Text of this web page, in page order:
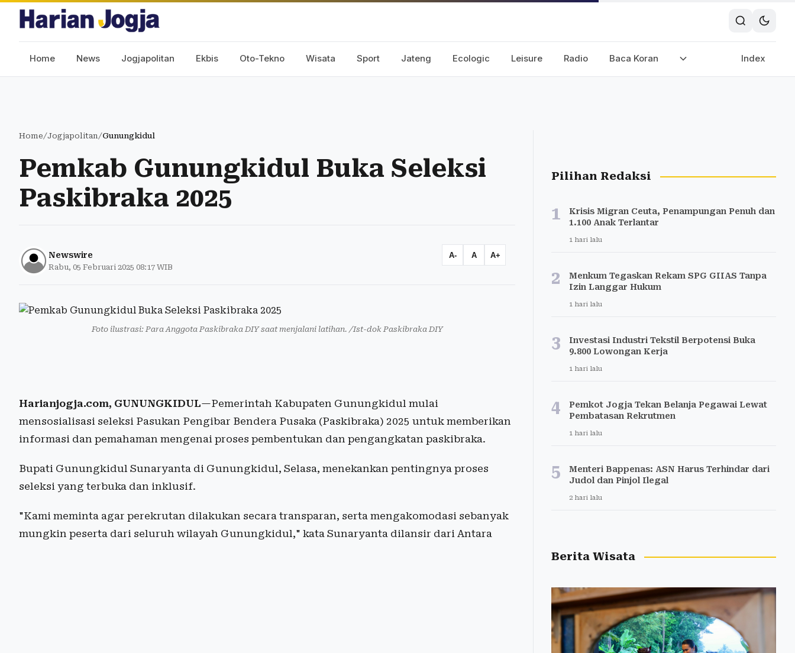
Home News Jogjapolitan Ekbis Oto-Tekno Wisata Sport Jateng Ecologic Leisure Radio Baca Koran Index
Home/Jogjapolitan/Gunungkidul
Pemkab Gunungkidul Buka Seleksi
Paskibraka 2025
Newswire
Rabu, 05 Februari 2025 08:17 WIB
A- A A+
Foto ilustrasi: Para Anggota Paskibraka DIY saat menjalani latihan. /Ist-dok Paskibraka DIY
Harianjogja.com, GUNUNGKIDUL—Pemerintah Kabupaten Gunungkidul mulai
mensosialisasi seleksi Pasukan Pengibar Bendera Pusaka (Paskibraka) 2025 untuk memberikan
informasi dan pemahaman mengenai proses pembentukan dan pengangkatan paskibraka.
Bupati Gunungkidul Sunaryanta di Gunungkidul, Selasa, menekankan pentingnya proses
seleksi yang terbuka dan inklusif.
"Kami meminta agar perekrutan dilakukan secara transparan, serta mengakomodasi sebanyak
mungkin peserta dari seluruh wilayah Gunungkidul," kata Sunaryanta dilansir dari Antara
Pilihan Redaksi
1
Krisis Migran Ceuta, Penampungan Penuh dan
1.100 Anak Terlantar
1 hari lalu
2
Menkum Tegaskan Rekam SPG GIIAS Tanpa
Izin Langgar Hukum
1 hari lalu
3
Investasi Industri Tekstil Berpotensi Buka
9.800 Lowongan Kerja
1 hari lalu
4
Pemkot Jogja Tekan Belanja Pegawai Lewat
Pembatasan Rekrutmen
1 hari lalu
5
Menteri Bappenas: ASN Harus Terhindar dari
Judol dan Pinjol Ilegal
2 hari lalu
Berita Wisata